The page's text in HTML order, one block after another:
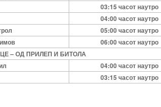
03:15 часот наутро
04:00часот наутро
05:00часот наутро
06:00часот наутро
– ОД ПРИЛЕП И БИТОЛА
04:00 часот наутро
03:15 часот наутро